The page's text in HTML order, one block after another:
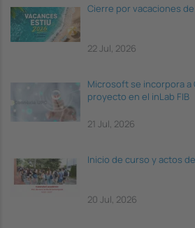
Cierre por vacaciones
22 Jul, 2026
Microsoft se incorpora a
proyecto en el inLab FIB
21 Jul, 2026
Inicio de curso y actos
20 Jul, 2026